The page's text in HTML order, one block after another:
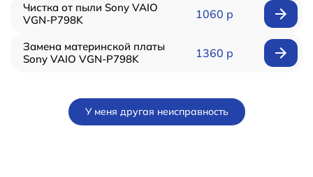
Чистка от пыли Sony VAIO
VGN-P798K
1060 р
Замена материнской платы
Sony VAIO VGN-P798K
1360 р
У меня другая неисправность